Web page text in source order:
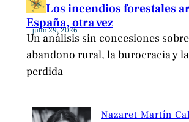
Los incendios forestales
España, otra vez
julio 29, 2026
Un análisis sin concesiones
abandono rural, la burocracia y
perdida
Nazaret Martín